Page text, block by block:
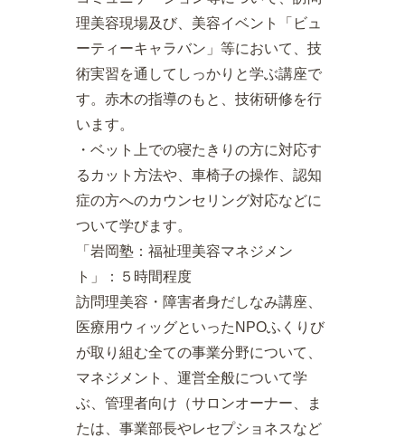
理美容現場及び、美容イベント「ビュ
ーティーキャラバン」等において、技
術実習を通してしっかりと学ぶ講座で
す。赤木の指導のもと、技術研修を行
います。
・ベット上での寝たきりの方に対応す
るカット方法や、車椅子の操作、認知
症の方へのカウンセリング対応などに
ついて学びます。
「岩岡塾：福祉理美容マネジメン
ト」：５時間程度
訪問理美容・障害者身だしなみ講座、
医療用ウィッグといったNPOふくりび
が取り組む全ての事業分野について、
マネジメント、運営全般について学
ぶ、管理者向け（サロンオーナー、ま
たは、事業部長やレセプショネスなど